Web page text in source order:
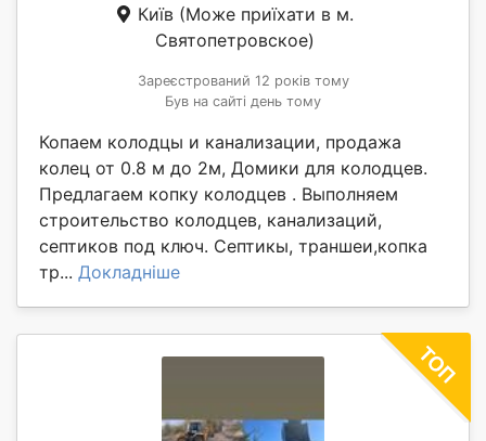
Київ (Може приїхати в м.
Святопетровское)
Зареєстрований 12 років тому
Був на сайті день тому
Копаем колодцы и канализации, продажа
колец от 0.8 м до 2м, Домики для колодцев.
Предлагаем копку колодцев . Выполняем
строительство колодцев, канализаций,
септиков под ключ. Септикы, траншеи,копка
тр... Докладніше